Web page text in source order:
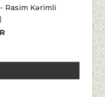
Rasim Kərimli